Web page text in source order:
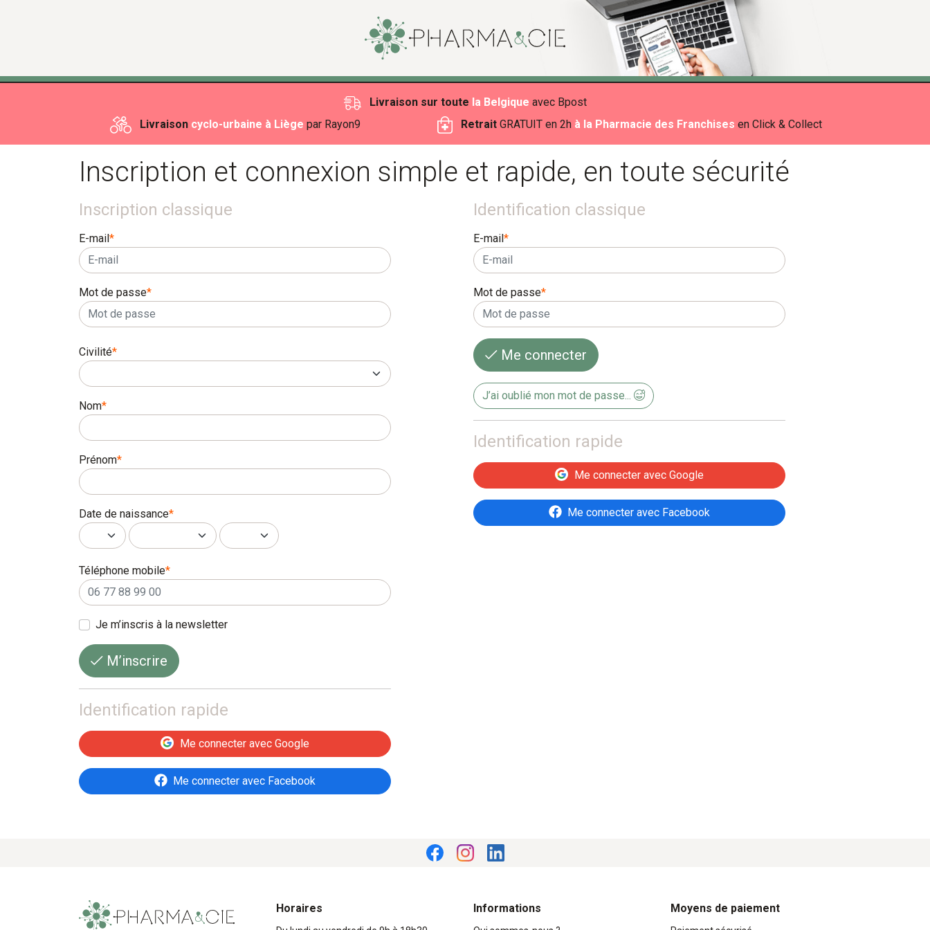
ma santé, mes conseils, mes prix
Livraison sur toute la Belgique avec Bpost
Livraison cyclo-urbaine à Liège par Rayon9 RetraitGRATUIT en 2h à la Pharmacie des Franchises en Click & Collect
Inscription et connexion simple et rapide, en toute sécurité
Inscription classique
E-mail *
Mot de passe*
Civilité*
Nom*
Prénom*
Date de naissance*
Téléphone mobile*
Je m’inscris à la newsletter
M’inscrire
Identification rapide
Me connecter avec Google
Me connecter avec Facebook
Identification classique
E-mail *
Mot de passe*
Me connecter
J’ai oublié mon mot de passe...
Identification rapide
Me connecter avec Google
Me connecter avec Facebook
Horaires Informations Moyens de paiement